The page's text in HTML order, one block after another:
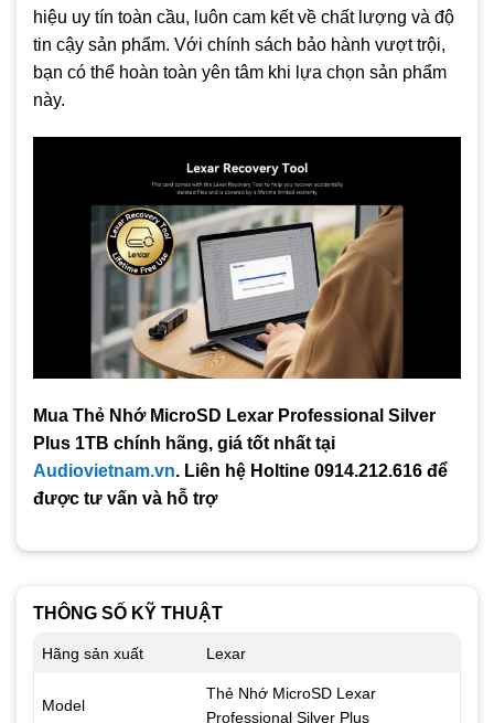
hiệu uy tín toàn cầu, luôn cam kết về chất lượng và độ
tin cậy sản phẩm. Với chính sách bảo hành vượt trội,
bạn có thể hoàn toàn yên tâm khi lựa chọn sản phẩm
này.
Mua Thẻ Nhớ MicroSD Lexar Professional Silver
Plus 1TB chính hãng, giá tốt nhất tại
Audiovietnam.vn. Liên hệ Holtine 0914.212.616 để
được tư vấn và hỗ trợ
THÔNG SỐ KỸ THUẬT
Hãng sản xuất Lexar
Model
Thẻ Nhớ MicroSD Lexar
Professional Silver Plus